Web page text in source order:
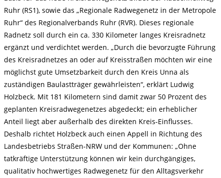
Ruhr (RS1), sowie das „Regionale Radwegenetz in der Metropole
Ruhr“ des Regionalverbands Ruhr (RVR). Dieses regionale
Radnetz soll durch ein ca. 330 Kilometer langes Kreisradnetz
ergänzt und verdichtet werden. „Durch die bevorzugte Führung
des Kreisradnetzes an oder auf Kreisstraßen möchten wir eine
möglichst gute Umsetzbarkeit durch den Kreis Unna als
zuständigen Baulastträger gewährleisten“, erklärt Ludwig
Holzbeck. Mit 181 Kilometern sind damit zwar 50 Prozent des
geplanten Kreisradwegenetzes abgedeckt; ein erheblicher
Anteil liegt aber außerhalb des direkten Kreis-Einflusses.
Deshalb richtet Holzbeck auch einen Appell in Richtung des
Landesbetriebs Straßen-NRW und der Kommunen: „Ohne
tatkräftige Unterstützung können wir kein durchgängiges,
qualitativ hochwertiges Radwegenetz für den Alltagsverkehr